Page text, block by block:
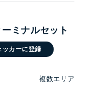
ミナルセット
ッカーに登録
複数エリア